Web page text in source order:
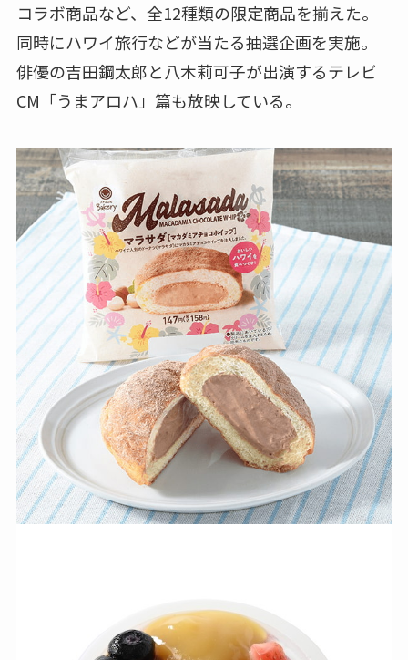
コラボ商品など、全12種類の限定商品を揃えた。
同時にハワイ旅行などが当たる抽選企画を実施。
俳優の吉田鋼太郎と八木莉可子が出演するテレビ
CM「うまアロハ」篇も放映している。